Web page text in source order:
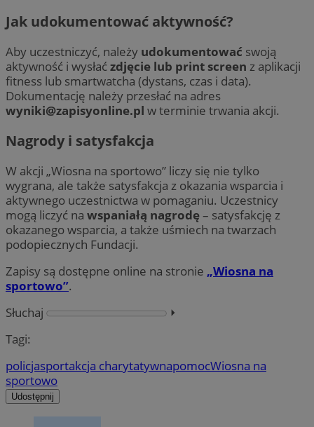
Jak udokumentować aktywność?
Aby uczestniczyć, należy udokumentować swoją
aktywność i wysłaćzdjęcie lub print screen z aplikacji
fitness lub smartwatcha (dystans, czas i data).
Dokumentację należy przesłać na adres
wyniki@zapisyonline.pl w terminie trwania akcji.
Nagrody i satysfakcja
W akcji „Wiosna na sportowo” liczy się nie tylko
wygrana, ale także satysfakcja z okazania wsparcia i
aktywnego uczestnictwa w pomaganiu. Uczestnicy
mogą liczyć na wspaniałą nagrodę– satysfakcję z
okazanego wsparcia, a także uśmiech na twarzach
podopiecznych Fundacji.
Zapisy są dostępne online na stronie „Wiosna na
sportowo”.
Słuchaj
⏵︎
Tagi:
policjasportakcja charytatywnapomocWiosna na
sportowo
Udostępnij